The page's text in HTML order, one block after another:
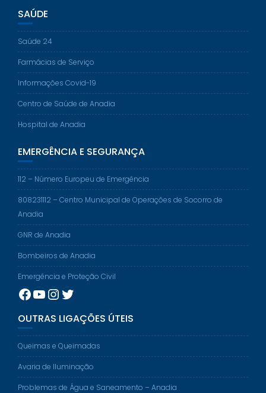
SAÚDE
Saúde 24
Farmácias de Serviço
Informações Covid-19
Centro de Saúde de Anadia
Hospital de Anadia
EMERGÊNCIA E SEGURANÇA
112 – Número Europeu de Emergência
808231112 – Centro Municipal de Operações de Socorro de
Anadia
GNR de Anadia
Bombeiros de Anadia
Emergência e Proteção Civil
Facebook
YouTube
Instagram
Twitter
OUTRAS LIGAÇÕES ÚTEIS
Queimas e Queimadas
Avaria de Iluminação
Problemas de Água e Saneamento – Anadia